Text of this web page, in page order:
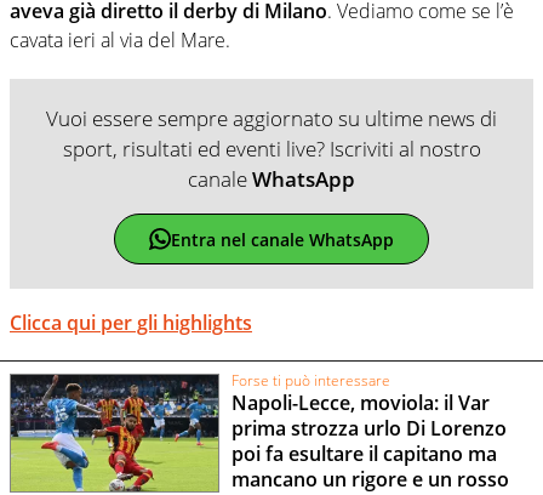
aveva già diretto il derby di Milano. Vediamo come se l’è
cavata ieri al via del Mare.
Vuoi essere sempre aggiornato su ultime news di
sport, risultati ed eventi live? Iscriviti al nostro
canaleWhatsApp
Entra nel canale WhatsApp
Clicca qui per gli highlights
Forse ti può interessare
Napoli-Lecce, moviola: il Var
prima strozza urlo Di Lorenzo
poi fa esultare il capitano ma
mancano un rigore e un rosso